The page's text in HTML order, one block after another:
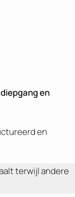
en
en
terwijl andere